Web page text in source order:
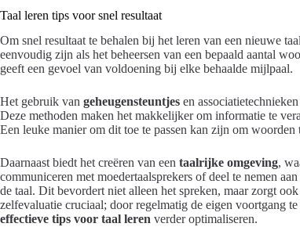
Taal leren tips voor snel resultaat
Om snel resultaat te behalen bij het leren van een nieuwe
eenvoudig zijn als het beheersen van een bepaald aantal
geeft een gevoel van voldoening bij elke behaalde mijlpaal.
Het gebruik van geheugensteuntjes en
Deze methoden maken het makkelijker om informatie te
Een leuke manier om dit toe te passen kan zijn om
Daarnaast biedt het creëren van een taalrijke omgeving,
communiceren met moedertaalsprekers of deel te nemen
de taal. Dit bevordert niet alleen het spreken, maar zorgt
zelfevaluatie cruciaal; door regelmatig de eigen voortgang
effectieve tips voor taal leren verder optimaliseren.